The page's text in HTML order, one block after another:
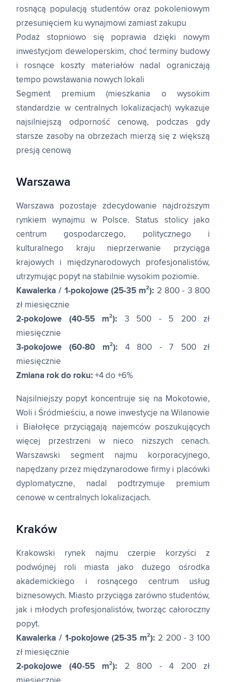
rosnącą populacją studentów oraz pokoleniowym
przesunięciem ku wynajmowi zamiast zakupu
Podaż stopniowo się poprawia dzięki nowym
inwestycjom deweloperskim, choć terminy budowy
i rosnące koszty materiałów nadal ograniczają
tempo powstawania nowych lokali
Segment premium (mieszkania o wysokim
standardzie w centralnych lokalizacjach) wykazuje
najsilniejszą odporność cenową, podczas gdy
starsze zasoby na obrzeżach mierzą się z większą
presją cenową
Warszawa
Warszawa pozostaje zdecydowanie najdroższym
rynkiem wynajmu w Polsce. Status stolicy jako
centrum gospodarczego, politycznego i
kulturalnego kraju nieprzerwanie przyciąga
krajowych i międzynarodowych profesjonalistów,
utrzymując popyt na stabilnie wysokim poziomie.
Kawalerka / 1-pokojowe (25-35 m²): 2 800 - 3 800
zł miesięcznie
2-pokojowe (40-55 m²): 3 500 - 5 200 zł
miesięcznie
3-pokojowe (60-80 m²): 4 800 - 7 500 zł
miesięcznie
Zmiana rok do roku: +4 do +6%
Najsilniejszy popyt koncentruje się na Mokotowie,
Woli i Śródmieściu, a nowe inwestycje na Wilanowie
i Białołęce przyciągają najemców poszukujących
więcej przestrzeni w nieco niższych cenach.
Warszawski segment najmu korporacyjnego,
napędzany przez międzynarodowe firmy i placówki
dyplomatyczne, nadal podtrzymuje premium
cenowe w centralnych lokalizacjach.
Kraków
Krakowski rynek najmu czerpie korzyści z
podwójnej roli miasta jako dużego ośrodka
akademickiego i rosnącego centrum usług
biznesowych. Miasto przyciąga zarówno studentów,
jak i młodych profesjonalistów, tworząc całoroczny
popyt.
Kawalerka / 1-pokojowe (25-35 m²): 2 200 - 3 100
zł miesięcznie
2-pokojowe (40-55 m²): 2 800 - 4 200 zł